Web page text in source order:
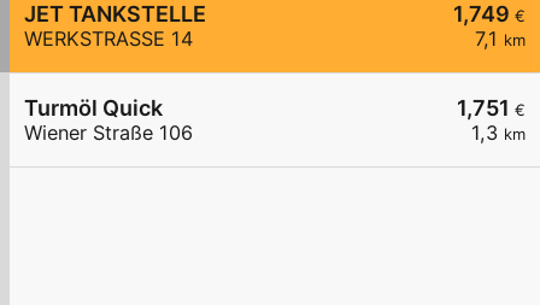
1,749 €
7,1 km
JET TANKSTELLE
WERKSTRASSE 14
1,751 €
1,3 km
Turmöl Quick
Wiener Straße 106